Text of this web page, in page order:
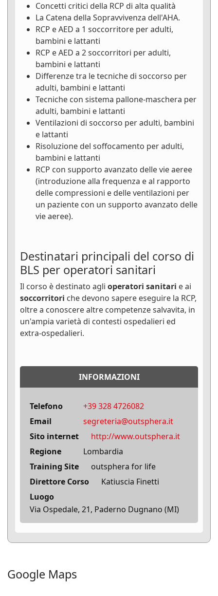
Concetti critici della RCP di alta qualità
La Catena della Sopravvivenza dell'AHA.
RCP e AED a 1 soccorritore per adulti,
bambini e lattanti
RCP e AED a 2 soccorritori per adulti,
bambini e lattanti
Differenze tra le tecniche di soccorso per
adulti, bambini e lattanti
Tecniche con sistema pallone-maschera per
adulti, bambini e lattanti
Ventilazioni di soccorso per adulti, bambini
e lattanti
Risoluzione del soffocamento per adulti,
bambini e lattanti
RCP con supporto avanzato delle vie aeree
(introduzione alla frequenza e al rapporto
delle compressioni e delle ventilazioni per
un paziente con un supporto avanzato delle
vie aeree).
Destinatari principali del corso di
BLS per operatori sanitari
Il corso è destinato agli operatori sanitari e ai
soccorritori che devono sapere eseguire la RCP,
oltre a conoscere altre competenze salvavita, in
un'ampia varietà di contesti ospedalieri ed
extra-ospedalieri.
INFORMAZIONI
Telefono
+39 328 4726082
Email
segreteria@outsphera.it
Sito internet
http://www.outsphera.it
Regione
Lombardia
Training Site
outsphera for life
Direttore Corso
Katiuscia Finetti
Luogo
Via Ospedale, 21, Paderno Dugnano (MI)
Google Maps